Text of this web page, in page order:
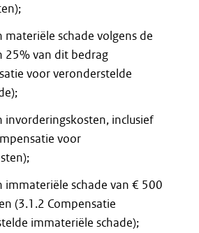
materiële schade volgens de
25% van dit bedrag
voor veronderstelde
invorderingskosten, inclusief
voor
immateriële schade van € 500
(3.1.2 Compensatie
immateriële schade);